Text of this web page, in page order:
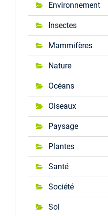
Environnement
Insectes
Mammifères
Nature
Océans
Oiseaux
Paysage
Plantes
Santé
Société
Sol